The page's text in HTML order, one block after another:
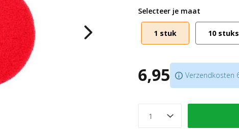
Voor het egaal en
Past op een aandrijfschijf
Selecteer je maat
1 stuk 10 stuks
6,95 Verzendkosten